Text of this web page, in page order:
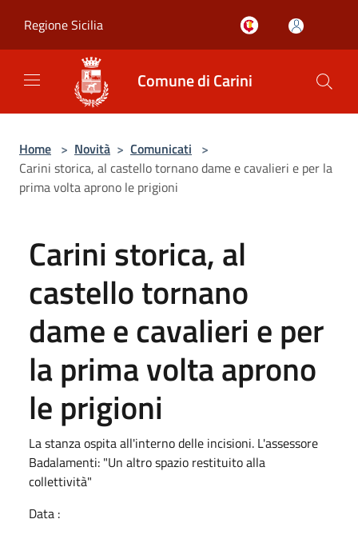
Regione Sicilia
Comune di Carini
Home > Novità > Comunicati >
Carini storica, al castello tornano dame e cavalieri e per la
prima volta aprono le prigioni
Carini storica, al
castello tornano
dame e cavalieri e per
la prima volta aprono
le prigioni
La stanza ospita all'interno delle incisioni. L'assessore
Badalamenti: "Un altro spazio restituito alla
collettività"
Data :